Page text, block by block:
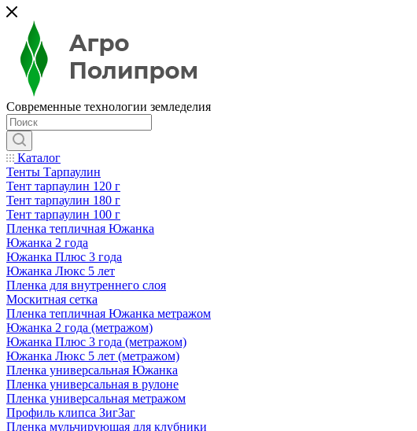
Современные технологии земледелия
Каталог
Тенты Тарпаулин
Тент тарпаулин 120 г
Тент тарпаулин 180 г
Тент тарпаулин 100 г
Пленка тепличная Южанка
Южанка 2 года
Южанка Плюс 3 года
Южанка Люкс 5 лет
Пленка для внутреннего слоя
Москитная сетка
Пленка тепличная Южанка метражом
Южанка 2 года (метражом)
Южанка Плюс 3 года (метражом)
Южанка Люкс 5 лет (метражом)
Пленка универсальная Южанка
Пленка универсальная в рулоне
Пленка универсальная метражом
Профиль клипса ЗигЗаг
Пленка мульчирующая для клубники